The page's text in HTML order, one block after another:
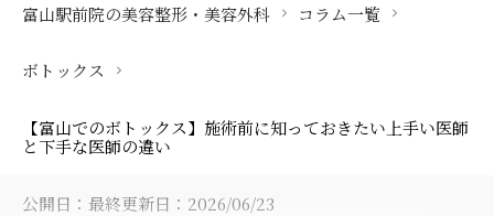
富山駅前院の美容整形・美容外科 コラム一覧
ボトックス
【富山でのボトックス】施術前に知っておきたい上手い医師
と下手な医師の違い
公開日： 最終更新日：2026/06/23